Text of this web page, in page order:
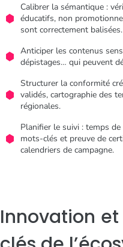
Calibrer la sémantique :
éducatifs, non
sont correctement balisées.
Anticiper les contenus
dépistages… qui peuvent
Structurer la conformité
validés, cartographie des
régionales.
Planifier le suivi : temps
mots-clés et preuve de
calendriers de campagne.
Innovation